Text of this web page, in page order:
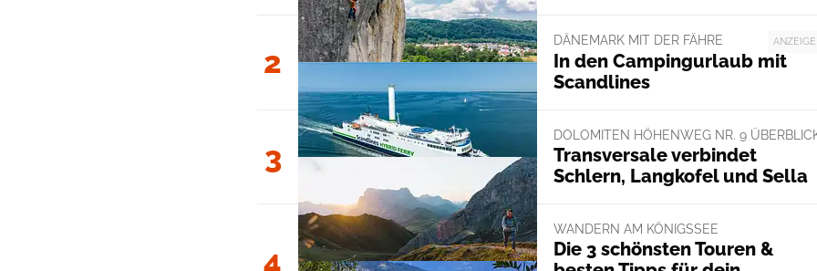
2
ANZEIGE
DÄNEMARK MIT DER FÄHRE
In den Campingurlaub mit
Scandlines
3
DOLOMITEN HÖHENWEG NR. 9
Transversale verbindet
Schlern, Langkofel und Sella
4
WANDERN AM KÖNIGSSEE
Die 3 schönsten Touren &